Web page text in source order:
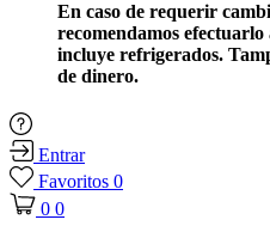
En caso de requerir
recomendamos efectuarlo
incluye refrigerados.
de dinero.
Entrar
Favoritos 0
0 0